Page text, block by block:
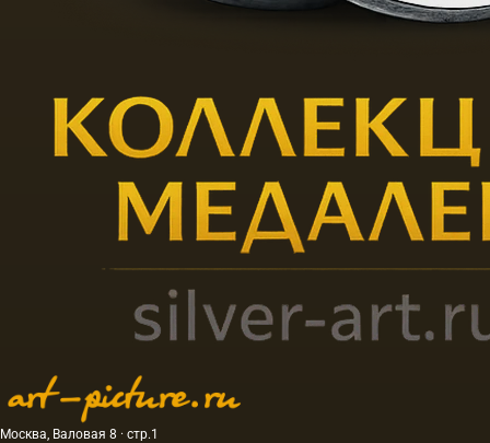
Москва, Валовая 8 · стр.1